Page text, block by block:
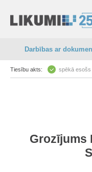
Darbības ar
Tiesību akts: spēkā esošs
Grozījums